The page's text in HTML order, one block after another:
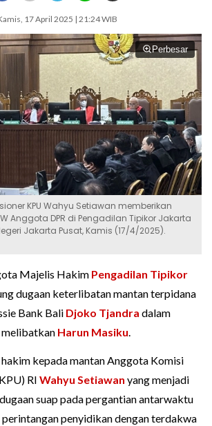
17 April 2025 | 21:24 WIB
Perbesar
KPU Wahyu Setiawan memberikan
Anggota DPR di Pengadilan Tipikor Jakarta
Jakarta Pusat, Kamis (17/4/2025).
Majelis Hakim Pengadilan Tipikor
dugaan keterlibatan mantan terpidana
Bank Bali Djoko Tjandra dalam
melibatkan Harun Masiku.
kepada mantan Anggota Komisi
RI Wahyu Setiawan yang menjadi
suap pada pergantian antarwaktu
perintangan penyidikan dengan terdakwa